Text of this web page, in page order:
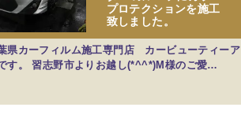
プロテクションを施工
致しました。
県カーフィルム施工専門店 カービューティーア
す。 習志野市よりお越し(*^^*)M様のご愛…